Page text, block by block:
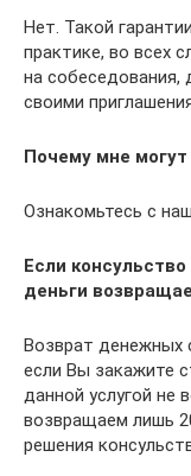
Нет. Такой
практике, во всех
на собеседования,
своими
Почему мне могут
Ознакомьтесь с
Если
деньги
Возврат денежных
если Вы закажите
данной услугой не
возвращаем лишь
решения